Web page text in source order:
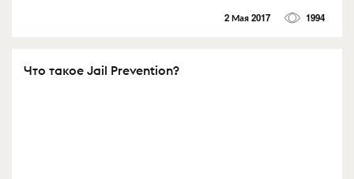
2 Мая 2017 1994
Что такое Jail Prevention?